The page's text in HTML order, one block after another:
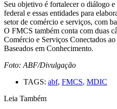
Seu objetivo é fortalecer o diálogo
federal e essas entidades para
setor de comércio e serviços, com
O FMCS também conta com duas
Comércio e Serviços Conectados
Baseados em Conhecimento.
Foto: ABF/Divulgação
TAGS: abf, FMCS, MDIC
Leia Também